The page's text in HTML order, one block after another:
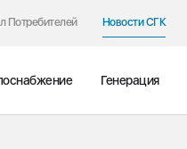
Потребителей Новости СГК
Генерация